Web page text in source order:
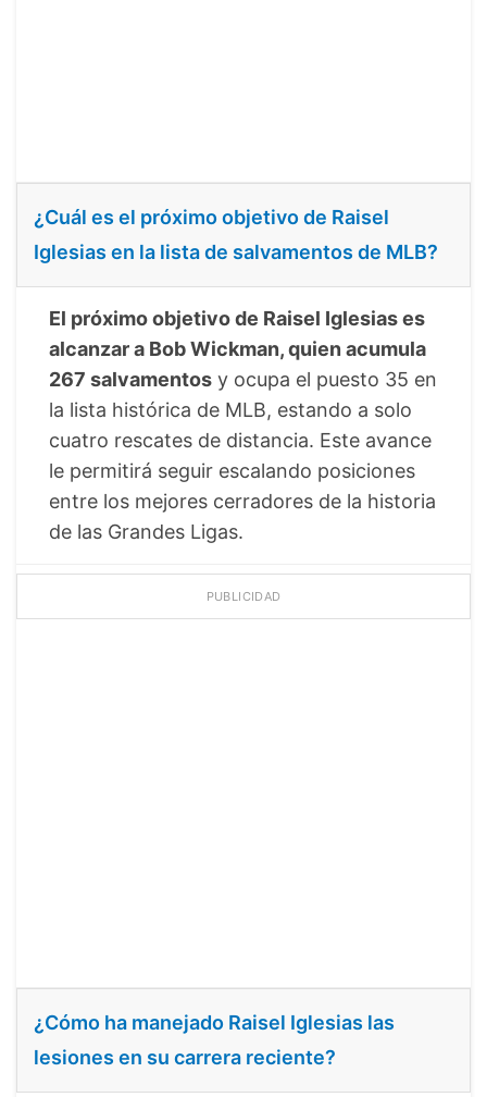
¿Cuál es el próximo objetivo de Raisel
Iglesias en la lista de salvamentos de MLB?
El próximo objetivo de Raisel Iglesias es
alcanzar a Bob Wickman, quien acumula
267 salvamentos y ocupa el puesto 35 en
la lista histórica de MLB, estando a solo
cuatro rescates de distancia. Este avance
le permitirá seguir escalando posiciones
entre los mejores cerradores de la historia
de las Grandes Ligas.
PUBLICIDAD
¿Cómo ha manejado Raisel Iglesias las
lesiones en su carrera reciente?